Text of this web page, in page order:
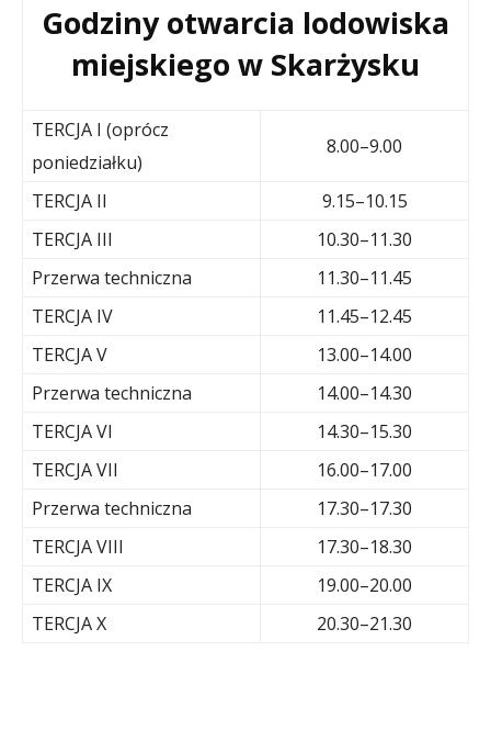
Godziny otwarcia lodowiska
miejskiego w Skarżysku
TERCJA I (oprócz
poniedziałku)
8.00–9.00
TERCJA II
9.15–10.15
TERCJA III
10.30–11.30
Przerwa techniczna
11.30–11.45
TERCJA IV
11.45–12.45
TERCJA V
13.00–14.00
Przerwa techniczna
14.00–14.30
TERCJA VI
14.30–15.30
TERCJA VII
16.00–17.00
Przerwa techniczna
17.30–17.30
TERCJA VIII
17.30–18.30
TERCJA IX
19.00–20.00
TERCJA X
20.30–21.30